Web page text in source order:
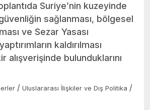
Suriye’nin kuzeyinde
sağlanması, bölgesel
ve Sezar Yasası
kaldırılması
alışverişinde bulunduklarını
/ Uluslararası İlişkiler ve Dış Politika /